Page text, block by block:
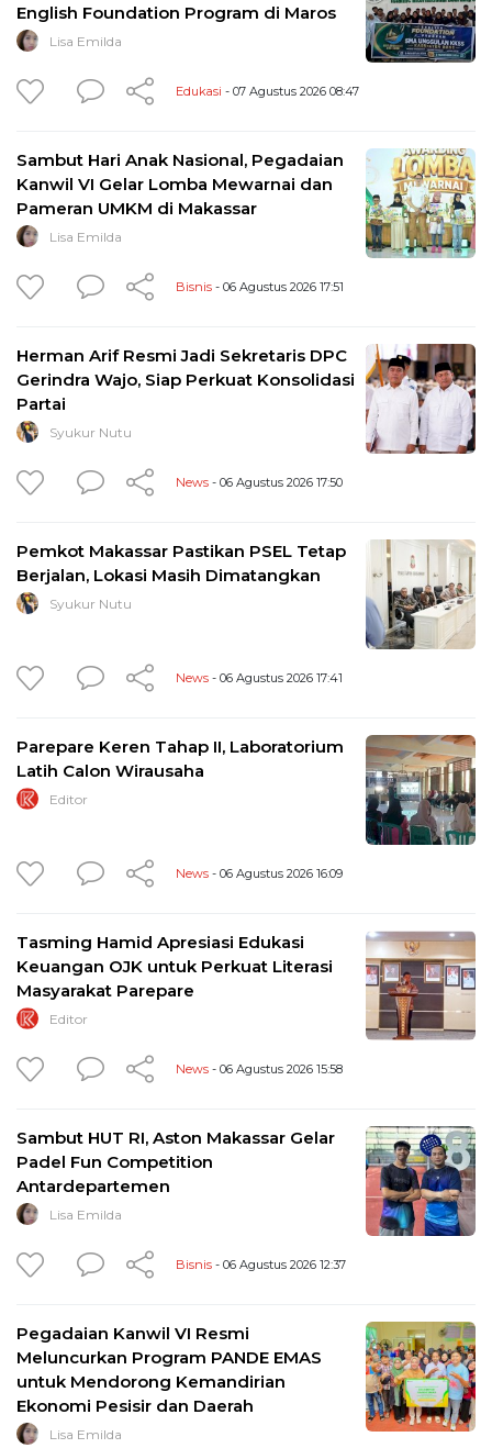
English Foundation Program di Maros
Lisa Emilda
Edukasi - 07 Agustus 2026 08:47
Sambut Hari Anak Nasional, Pegadaian
Kanwil VI Gelar Lomba Mewarnai dan
Pameran UMKM di Makassar
Lisa Emilda
Bisnis - 06 Agustus 2026 17:51
Herman Arif Resmi Jadi Sekretaris DPC
Gerindra Wajo, Siap Perkuat Konsolidasi
Partai
Syukur Nutu
News - 06 Agustus 2026 17:50
Pemkot Makassar Pastikan PSEL Tetap
Berjalan, Lokasi Masih Dimatangkan
Syukur Nutu
News - 06 Agustus 2026 17:41
Parepare Keren Tahap II, Laboratorium
Latih Calon Wirausaha
Editor
News - 06 Agustus 2026 16:09
Tasming Hamid Apresiasi Edukasi
Keuangan OJK untuk Perkuat Literasi
Masyarakat Parepare
Editor
News - 06 Agustus 2026 15:58
Sambut HUT RI, Aston Makassar Gelar
Padel Fun Competition
Antardepartemen
Lisa Emilda
Bisnis - 06 Agustus 2026 12:37
Pegadaian Kanwil VI Resmi
Meluncurkan Program PANDE EMAS
untuk Mendorong Kemandirian
Ekonomi Pesisir dan Daerah
Lisa Emilda